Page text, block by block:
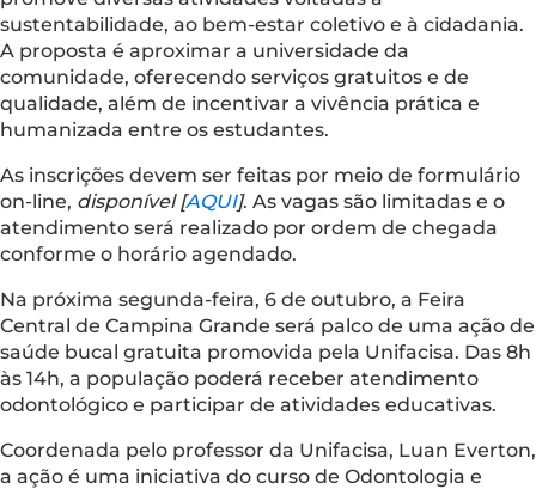
sustentabilidade, ao bem-estar coletivo e à cidadania.
A proposta é aproximar a universidade da
comunidade, oferecendo serviços gratuitos e de
qualidade, além de incentivar a vivência prática e
humanizada entre os estudantes.
As inscrições devem ser feitas por meio de formulário
on-line, disponível [AQUI]. As vagas são limitadas e o
atendimento será realizado por ordem de chegada
conforme o horário agendado.
Na próxima segunda-feira, 6 de outubro, a Feira
Central de Campina Grande será palco de uma ação de
saúde bucal gratuita promovida pela Unifacisa. Das 8h
às 14h, a população poderá receber atendimento
odontológico e participar de atividades educativas.
Coordenada pelo professor da Unifacisa, Luan Everton,
a ação é uma iniciativa do curso de Odontologia e